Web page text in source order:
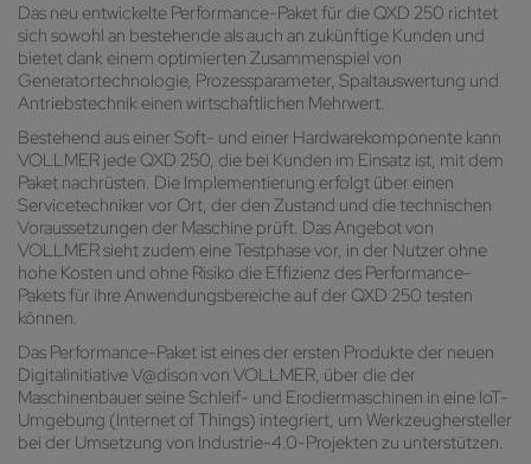
Das neu entwickelte Performance-Paket für die QXD 250 richtet
sich sowohl an bestehende als auch an zukünftige Kunden und
bietet dank einem optimierten Zusammenspiel von
Generatortechnologie, Prozessparameter, Spaltauswertung und
Antriebstechnik einen wirtschaftlichen Mehrwert.
Bestehend aus einer Soft- und einer Hardwarekomponente kann
VOLLMER jede QXD 250, die bei Kunden im Einsatz ist, mit dem
Paket nachrüsten. Die Implementierung erfolgt über einen
Servicetechniker vor Ort, der den Zustand und die technischen
Voraussetzungen der Maschine prüft. Das Angebot von
VOLLMER sieht zudem eine Testphase vor, in der Nutzer ohne
hohe Kosten und ohne Risiko die Effizienz des Performance-
Pakets für ihre Anwendungsbereiche auf der QXD 250 testen
können.
Das Performance-Paket ist eines der ersten Produkte der neuen
Digitalinitiative V@dison von VOLLMER, über die der
Maschinenbauer seine Schleif- und Erodiermaschinen in eine IoT-
Umgebung (Internet of Things) integriert, um Werkzeughersteller
bei der Umsetzung von Industrie-4.0-Projekten zu unterstützen.